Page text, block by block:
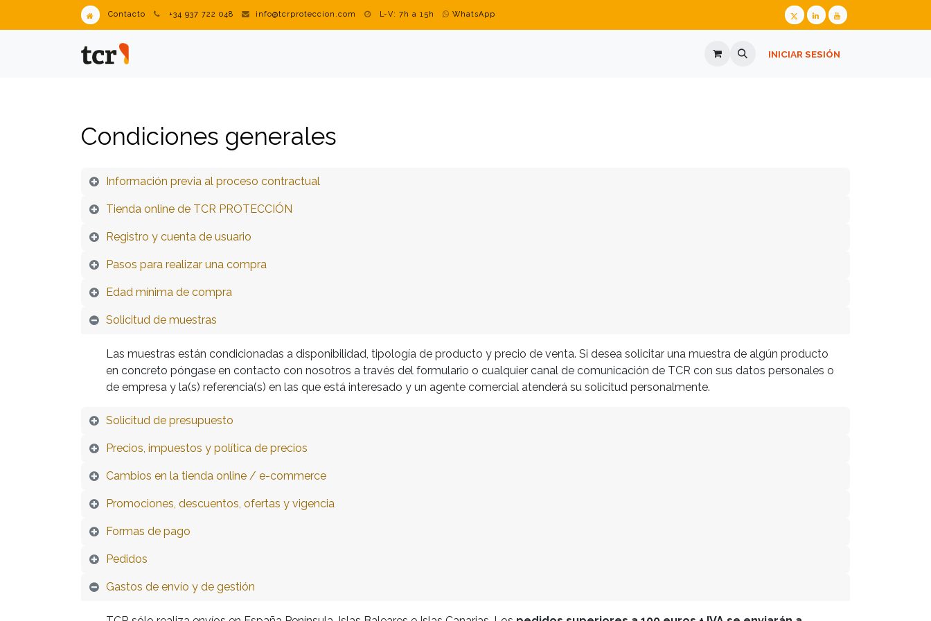
Contacto +34 937 722 048 info@tcrproteccion.com L-V: 7h a 15h WhatsApp
GAFAS GRADUADAS PREGUNTES FREQÜENTS
INICIAR SESIÓN
Condiciones generales
Información previa al proceso contractual
Tienda online de TCR PROTECCIÓN
Registro y cuenta de usuario
Pasos para realizar una compra
Edad mínima de compra
Solicitud de muestras
Las muestras están condicionadas a disponibilidad, tipología de producto y precio de venta. Si desea solicitar una muestra de algún producto
en concreto póngase en contacto con nosotros a través del formulario o cualquier canal de comunicación de TCR con sus datos personales o
de empresa y la(s) referencia(s) en las que está interesado y un agente comercial atenderá su solicitud personalmente.
Solicitud de presupuesto
Precios, impuestos y política de precios
Cambios en la tienda online / e-commerce
Promociones, descuentos, ofertas y vigencia
Formas de pago
Pedidos
Gastos de envío y de gestión